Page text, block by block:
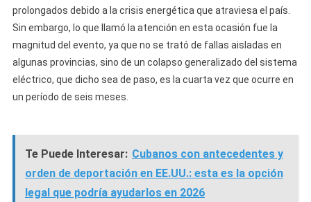
prolongados debido a la crisis energética que atraviesa el país.
Sin embargo, lo que llamó la atención en esta ocasión fue la
magnitud del evento, ya que no se trató de fallas aisladas en
algunas provincias, sino de un colapso generalizado del sistema
eléctrico, que dicho sea de paso, es la cuarta vez que ocurre en
un período de seis meses.
Te Puede Interesar: Cubanos con antecedentes y
orden de deportación en EE.UU.: esta es la opción
legal que podría ayudarlos en 2026